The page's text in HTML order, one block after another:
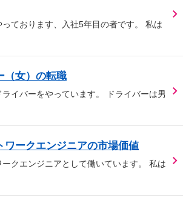
ております、入社5年目の者です。 私は
（女）の転職
イバーをやっています。 ドライバーは男
ワークエンジニアの市場価値
クエンジニアとして働いています。 私は